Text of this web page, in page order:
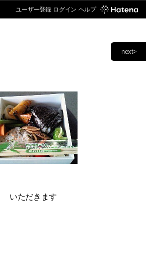
ユーザー登録 ログイン ヘルプ
next>
いただきます